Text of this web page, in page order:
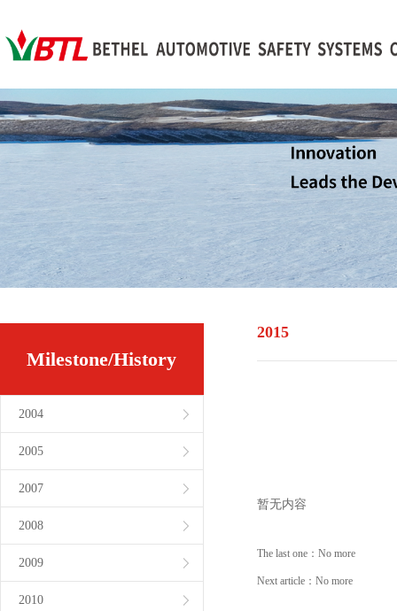
Milestone/History
2004
2005
2007
2008
2009
2010
2015
暂无内容
The last one： No more
Next article： No more